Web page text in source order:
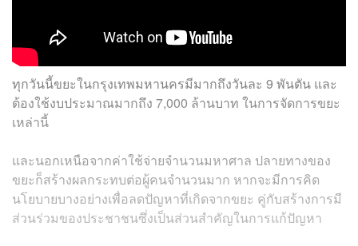
ทุกวันนี้ขยะในกรุงเทพมหานครมีมากถึงวันละ 9 พันตัน และ
ต้องใช้งบประมาณมากถึง 7,000 ล้านบาท ในการจัดการขยะ
เหล่านี้
และนอกเหนือจากค่าใช้จ่ายจำนวนมหาศาล ปลายทางของ
ขยะก็สร้างผลกระทบต่อผู้คนจำนวนมาก หากจะมีการคิด
นโยบายบางอย่างเพื่อลดปัญหาที่เกิดจากขยะ คู่กับสร้างการมี
ส่วนร่วมของประชาชนซึ่งเป็นส่วนสำคัญในการแก้ปัญหา